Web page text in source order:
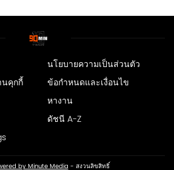
นโยบายความเป็นส่วนตัว
นคุกกี้
ข้อกำหนดและเงื่อนไข
หางาน
ดัชนี A-Z
by Minute Media - สงวนลิขสิทธิ์